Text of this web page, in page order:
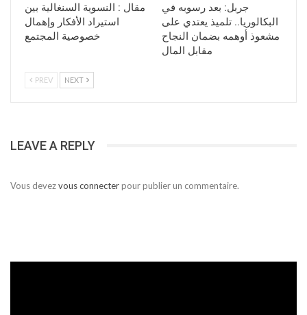
مقال : النسوية السنغالية بين
استيراد الأفكار وإهمال
خصوصية المجتمع
جربل: بعد رسوبه في
البكالوريا.. تلميذ يعتدي على
مشعوذ أوهمه بضمان النجاح
مقابل المال
PREV NEXT
LEAVE A REPLY
Vous devezvous connecterpour publier un commentaire.